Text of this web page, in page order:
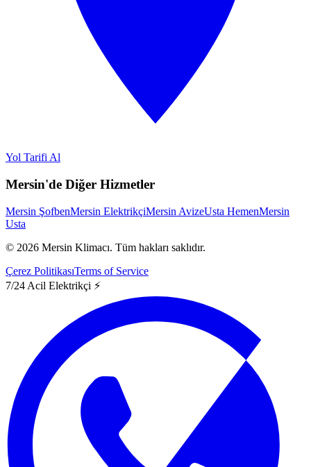
Yol Tarifi Al
Mersin'de Diğer Hizmetler
Mersin ŞofbenMersin ElektrikçiMersin AvizeUsta HemenMersin
Usta
© 2026 Mersin Klimacı. Tüm hakları saklıdır.
Çerez PolitikasıTerms of Service
7/24 Acil Elektrikçi ⚡